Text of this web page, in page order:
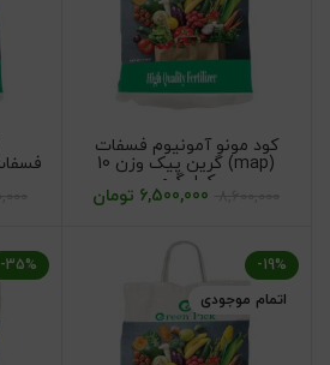
کود مونو آمونیوم فسفات
(map) گرین پیک وزن 10
کیلوگرم
6,500,000 تومان
-19%
اتمام موجودی
-35%